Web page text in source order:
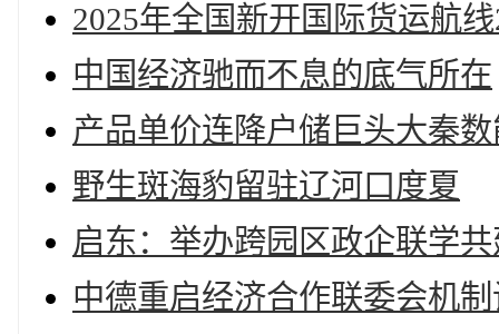
2025年全国新开国际货运航
中国经济驰而不息的底气所在
产品单价连降户储巨头大秦
野生斑海豹留驻辽河口度夏
启东：举办跨园区政企联学
中德重启经济合作联委会机